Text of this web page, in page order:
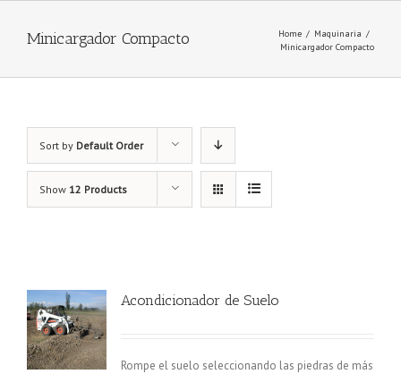
Minicargador Compacto Home / Maquinaria /
Minicargador Compacto
Sort by Default Order
Show 12 Products
Acondicionador de Suelo
Rompe el suelo seleccionando las piedras de más